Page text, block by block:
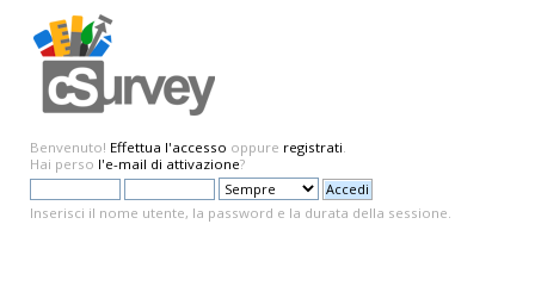
Benvenuto! Effettua l'accesso oppure registrati.
Hai perso l'e-mail di attivazione?
Inserisci il nome utente, la password e la durata della sessione.